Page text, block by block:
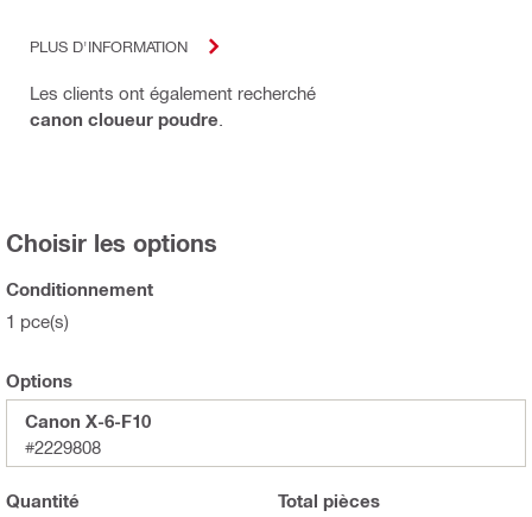
PLUS D'INFORMATION
Les clients ont également recherché
canon cloueur poudre
Choisir les options
Conditionnement
1 pce(s)
Options
Canon X-6-F10
#2229808
Quantité Total pièces